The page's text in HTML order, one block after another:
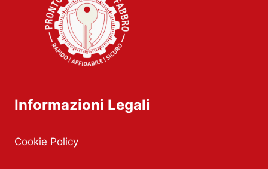
Informazioni Legali
Cookie Policy